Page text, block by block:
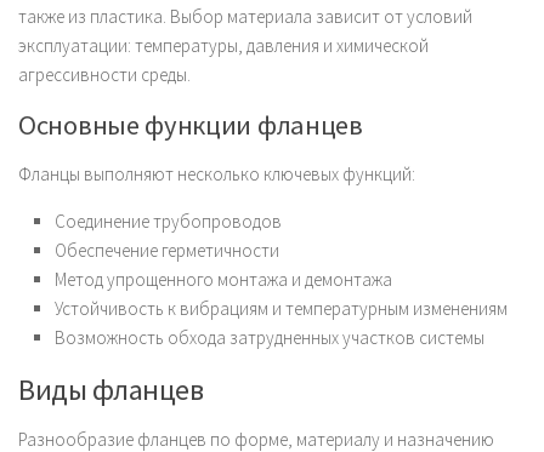
также из пластика. Выбор материала зависит от условий
эксплуатации: температуры, давления и химической
агрессивности среды.
Основные функции фланцев
Фланцы выполняют несколько ключевых функций:
Соединение трубопроводов
Обеспечение герметичности
Метод упрощенного монтажа и демонтажа
Устойчивость к вибрациям и температурным изменениям
Возможность обхода затрудненных участков системы
Виды фланцев
Разнообразие фланцев по форме, материалу и назначению